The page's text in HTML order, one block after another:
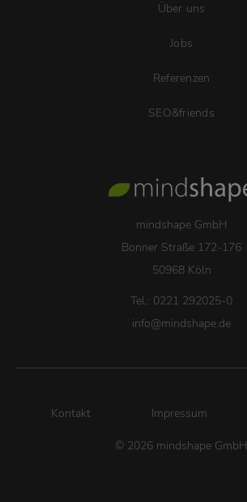
Über uns
Jobs
Referenzen
SEO&friends
mindshape GmbH
Bonner Straße 172-176
50968 Köln
Tel.: 0221 292025-0
info@mindshape.de
Kontakt Impressum
© 2026 mindshape GmbH